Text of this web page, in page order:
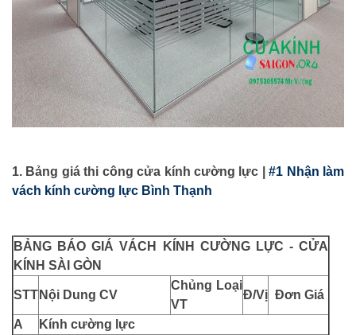
1. Bảng giá thi công cửa kính cường lực |#1 Nhận làm
vách kính cường lực Bình Thạnh
BẢNG BÁO GIÁ VÁCH KÍNH CƯỜNG LỰC - CỬA
KÍNH SÀI GÒN
STT Nội Dung CV
Chủng Loại
VT
Đ/Vị Đơn Giá
A Kính cường lực